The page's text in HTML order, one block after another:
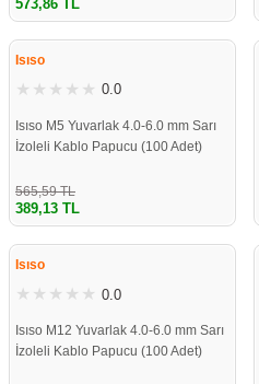
573,86 TL
%31
Isıso
0.0
Isıso M5 Yuvarlak 4.0-6.0 mm Sarı
İzoleli Kablo Papucu (100 Adet)
565,59 TL
389,13 TL
%31
Isıso
0.0
Isıso M12 Yuvarlak 4.0-6.0 mm Sarı
İzoleli Kablo Papucu (100 Adet)